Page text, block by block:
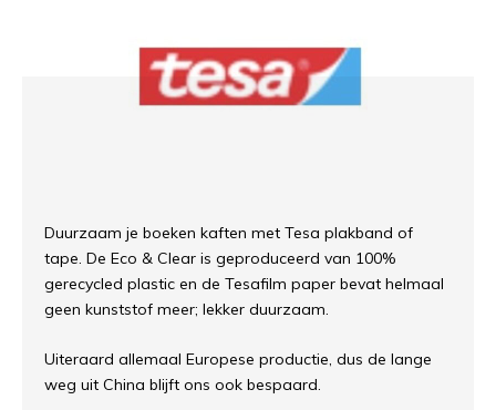
Duurzaam je boeken kaften met Tesa plakband of
tape. De Eco & Clear is geproduceerd van 100%
gerecycled plastic en de Tesafilm paper bevat helmaal
geen kunststof meer; lekker duurzaam.
Uiteraard allemaal Europese productie, dus de lange
weg uit China blijft ons ook bespaard.